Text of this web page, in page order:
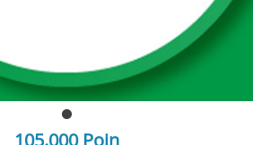
105.000 Poin